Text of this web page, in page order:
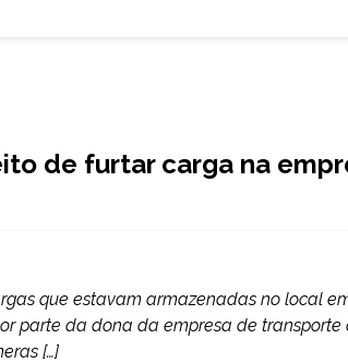
de furtar carga na
que estavam armazenadas no local
parte da dona da empresa de
[…]